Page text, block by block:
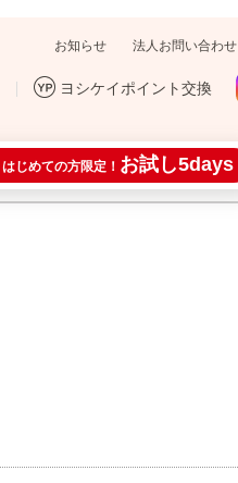
お知らせ 法人お問い合わせ
ヨシケイポイント交換
はじめての方限定！ お試し5days